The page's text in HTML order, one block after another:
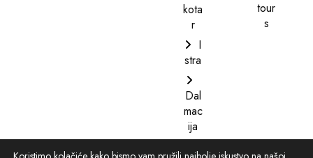
kota
r
I
stra
Dal
mac
ija
tour
s